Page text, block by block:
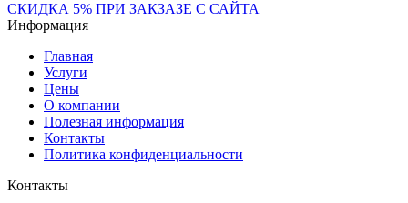
СКИДКА 5% ПРИ ЗАКЗАЗЕ С САЙТА
Информация
Главная
Услуги
Цены
О компании
Полезная информация
Контакты
Политика конфиденциальности
Контакты